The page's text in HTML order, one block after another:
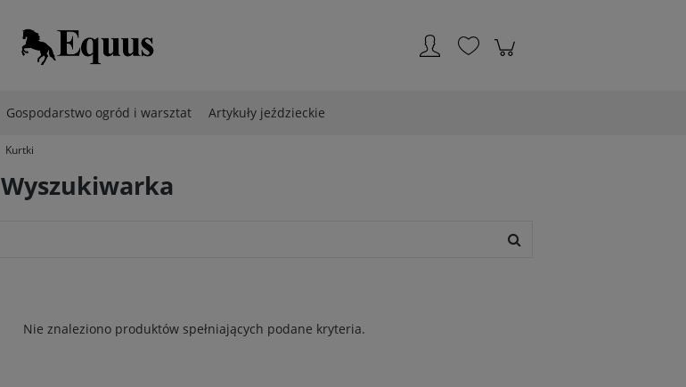
Gospodarstwo ogród i warsztat Artykuły jeździeckie
Kurtki
Wyszukiwarka
Nie znaleziono produktów spełniających podane kryteria.